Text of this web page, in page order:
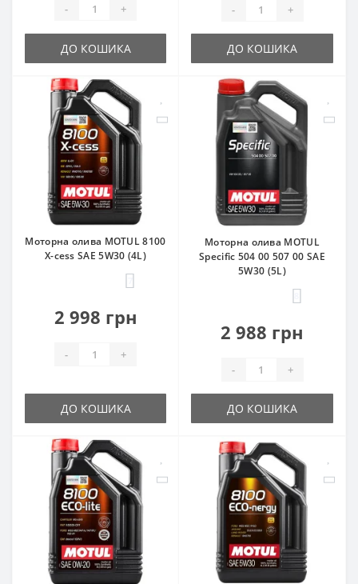
- +
ДО КОШИКА
- +
ДО КОШИКА
Моторна олива MOTUL 8100
X-cess SAE 5W30 (4L)
2 998 грн
- +
ДО КОШИКА
Моторна олива MOTUL
Specific 504 00 507 00 SAE
5W30 (5L)
2 988 грн
- +
ДО КОШИКА